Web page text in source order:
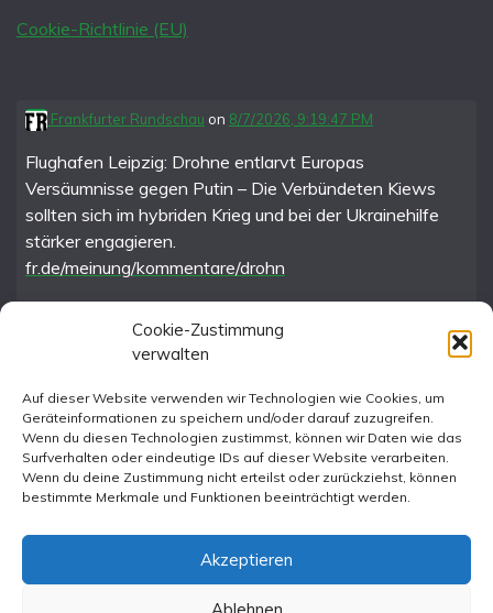
Cookie-Zustimmung
verwalten
Auf dieser Website verwenden wir Technologien wie Cookies, um
Geräteinformationen zu speichern und/oder darauf zuzugreifen.
Wenn du diesen Technologien zustimmst, können wir Daten wie das
Surfverhalten oder eindeutige IDs auf dieser Website verarbeiten.
Wenn du deine Zustimmung nicht erteilst oder zurückziehst, können
bestimmte Merkmale und Funktionen beeinträchtigt werden.
Akzeptieren
Ablehnen
Cookie-Richtlinie (EU)
Frankfurter Rundschau on 8/7/2026, 9:19:47 PM
Flughafen Leipzig: Drohne entlarvt Europas
Versäumnisse gegen Putin – Die Verbündeten Kiews
sollten sich im hybriden Krieg und bei der Ukrainehilfe
stärker engagieren.
fr.de/meinung/kommentare/drohn
Instagram